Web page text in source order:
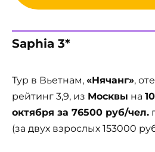
Saphia 3*
Тур в Вьетнам, «Нячанг»,
рейтинг 3,9, из Москвы на
октября за 76500 руб/чел.
(за двух взрослых 153000